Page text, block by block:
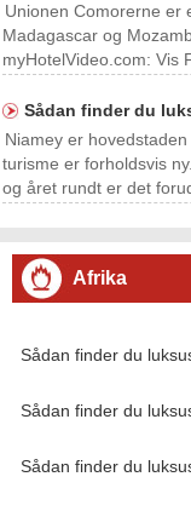
Unionen Comorerne er
Madagascar og
myHotelVideo.com: Vis
øerne. Kendt som
Sådan finder du
Niamey er
turisme er forholdsvis
og året rundt er det
Afrika
Sådan finder du
Sådan finder du
Sådan finder du